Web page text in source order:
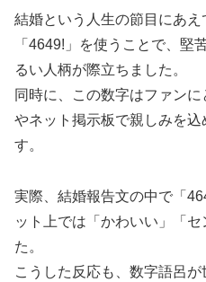
結婚という人生の節目にあえ
「4649!」を使うことで、堅
るい人柄が際立ちました。
同時に、この数字はファン
やネット掲示板で親しみを
す。
実際、結婚報告文の中で「
ット上では「かわいい」「
た。
こうした反応も、数字語呂